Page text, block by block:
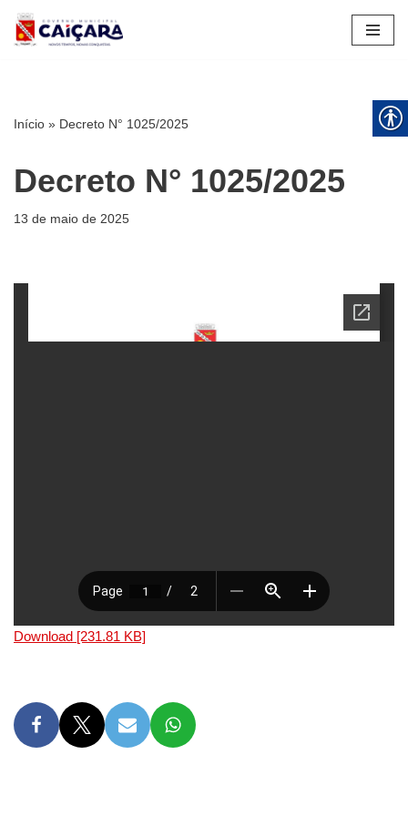
Pular
Início » Decreto N° 1025/2025
Decreto N° 1025/2025
13 de maio de 2025
Download [231.81 KB]